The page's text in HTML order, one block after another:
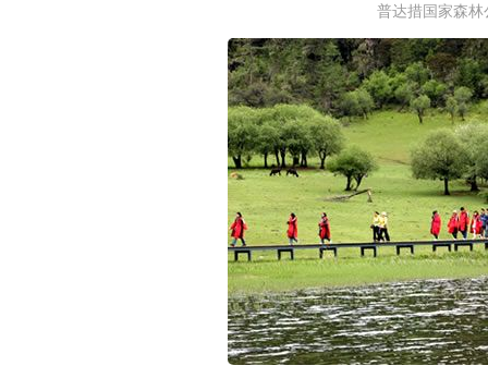
普达措国家森林